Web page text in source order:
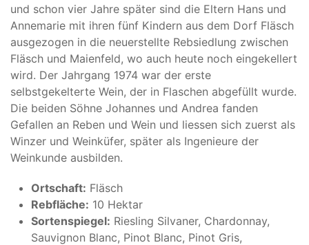
und schon vier Jahre später sind die Eltern Hans und
Annemarie mit ihren fünf Kindern aus dem Dorf Fläsch
ausgezogen in die neuerstellte Rebsiedlung zwischen
Fläsch und Maienfeld, wo auch heute noch eingekellert
wird. Der Jahrgang 1974 war der erste
selbstgekelterte Wein, der in Flaschen abgefüllt wurde.
Die beiden Söhne Johannes und Andrea fanden
Gefallen an Reben und Wein und liessen sich zuerst als
Winzer und Weinküfer, später als Ingenieure der
Weinkunde ausbilden.
Ortschaft: Fläsch
Rebfläche: 10 Hektar
Sortenspiegel: Riesling Silvaner, Chardonnay,
Sauvignon Blanc, Pinot Blanc, Pinot Gris,